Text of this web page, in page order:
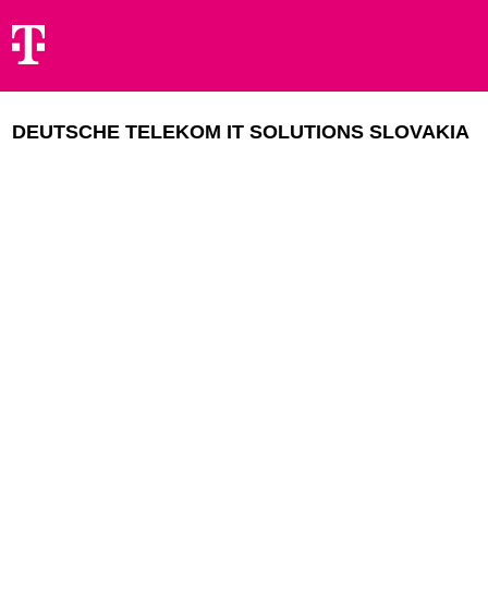
DEUTSCHE TELEKOM IT SOLUTIONS SLOVAKIA